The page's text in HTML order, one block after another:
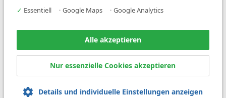
Kontakt
info@ziegler-gold.de
Anschrift
Donaustraße 64
87700 Memmingen, Germany
✓ Essentiell • Google Maps • Google Analytics
Alle akzeptieren
Nur essenzielle Cookies akzeptieren
Details und individuelle Einstellungen anzeigen